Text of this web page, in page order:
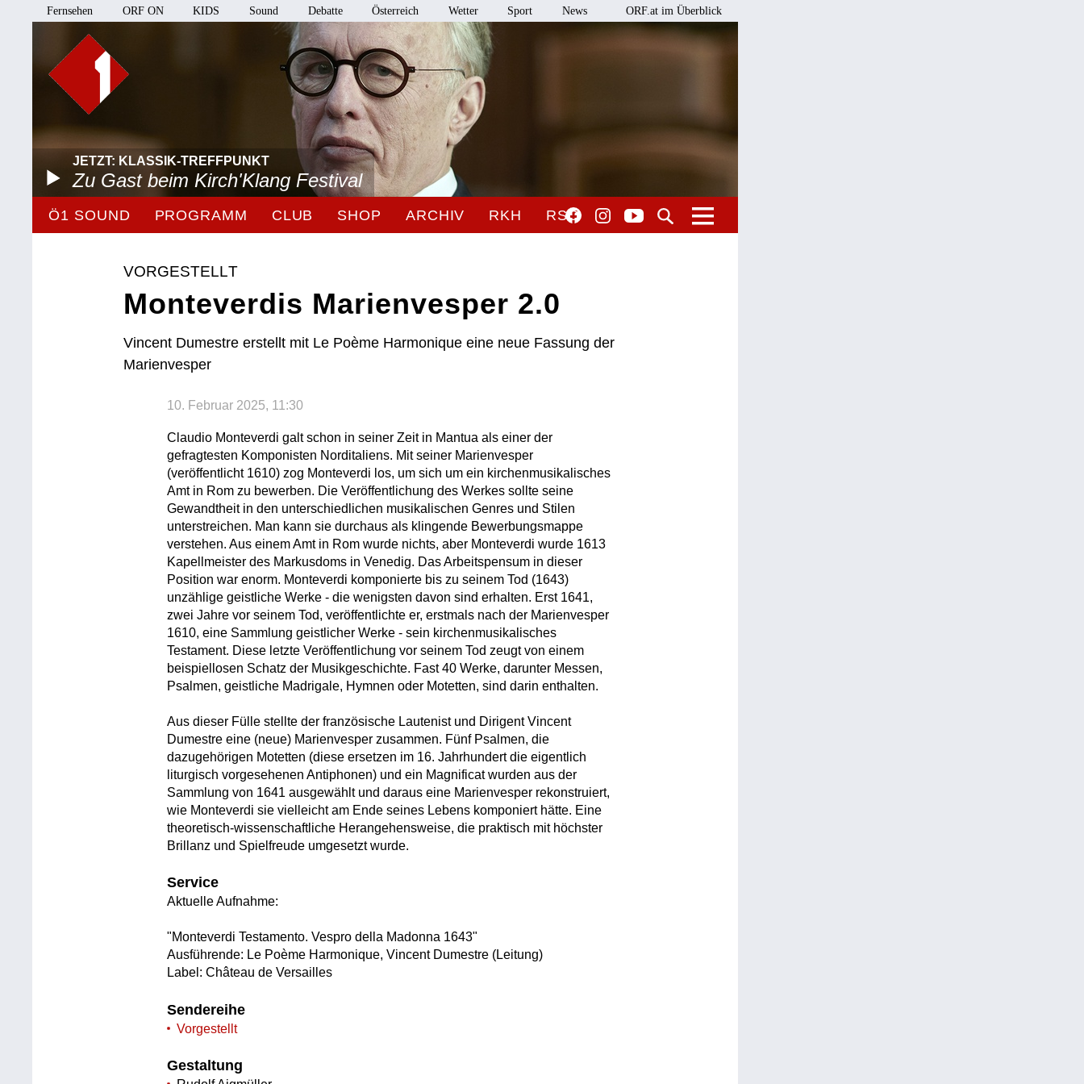
Fernsehen ORF ON KIDS Sound Debatte Österreich Wetter Sport News ORF.at im Überblick
JETZT: KLASSIK-TREFFPUNKT
Zu Gast beim Kirch'Klang Festival
Ö1 SOUND PROGRAMM CLUB SHOP ARCHIV RKH RSO
VORGESTELLT
Monteverdis Marienvesper 2.0
Vincent Dumestre erstellt mit Le Poème Harmonique eine neue Fassung der
Marienvesper
10. Februar 2025, 11:30
Claudio Monteverdi galt schon in seiner Zeit in Mantua als einer der
gefragtesten Komponisten Norditaliens. Mit seiner Marienvesper
(veröffentlicht 1610) zog Monteverdi los, um sich um ein kirchenmusikalisches
Amt in Rom zu bewerben. Die Veröffentlichung des Werkes sollte seine
Gewandtheit in den unterschiedlichen musikalischen Genres und Stilen
unterstreichen. Man kann sie durchaus als klingende Bewerbungsmappe
verstehen. Aus einem Amt in Rom wurde nichts, aber Monteverdi wurde 1613
Kapellmeister des Markusdoms in Venedig. Das Arbeitspensum in dieser
Position war enorm. Monteverdi komponierte bis zu seinem Tod (1643)
unzählige geistliche Werke - die wenigsten davon sind erhalten. Erst 1641,
zwei Jahre vor seinem Tod, veröffentlichte er, erstmals nach der Marienvesper
1610, eine Sammlung geistlicher Werke - sein kirchenmusikalisches
Testament. Diese letzte Veröffentlichung vor seinem Tod zeugt von einem
beispiellosen Schatz der Musikgeschichte. Fast 40 Werke, darunter Messen,
Psalmen, geistliche Madrigale, Hymnen oder Motetten, sind darin enthalten.
Aus dieser Fülle stellte der französische Lautenist und Dirigent Vincent
Dumestre eine (neue) Marienvesper zusammen. Fünf Psalmen, die
dazugehörigen Motetten (diese ersetzen im 16. Jahrhundert die eigentlich
liturgisch vorgesehenen Antiphonen) und ein Magnificat wurden aus der
Sammlung von 1641 ausgewählt und daraus eine Marienvesper rekonstruiert,
wie Monteverdi sie vielleicht am Ende seines Lebens komponiert hätte. Eine
theoretisch-wissenschaftliche Herangehensweise, die praktisch mit höchster
Brillanz und Spielfreude umgesetzt wurde.
Service
Aktuelle Aufnahme:
"Monteverdi Testamento. Vespro della Madonna 1643"
Ausführende: Le Poème Harmonique, Vincent Dumestre (Leitung)
Label: Château de Versailles
Sendereihe
Vorgestellt
Gestaltung